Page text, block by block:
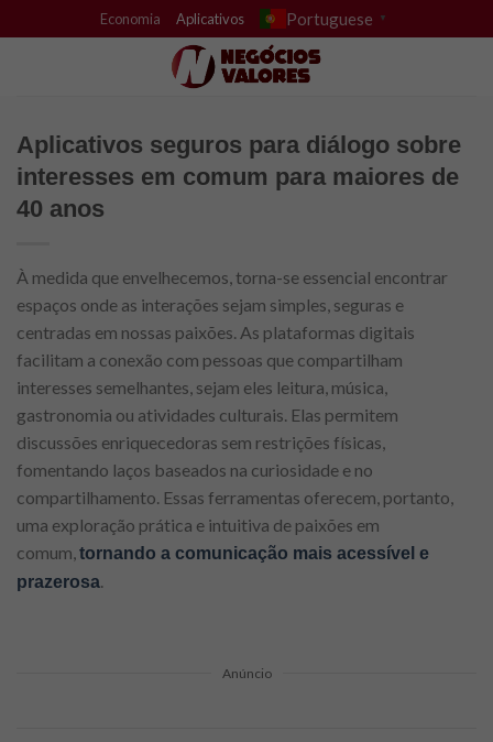
to
Economia Aplicativos Portuguese ▼
Aplicativos seguros para diálogo sobre
interesses em comum para maiores de
40 anos
À medida que envelhecemos, torna-se essencial encontrar
espaços onde as interações sejam simples, seguras e
centradas em nossas paixões. As plataformas digitais
facilitam a conexão com pessoas que compartilham
interesses semelhantes, sejam eles leitura, música,
gastronomia ou atividades culturais. Elas permitem
discussões enriquecedoras sem restrições físicas,
fomentando laços baseados na curiosidade e no
compartilhamento. Essas ferramentas oferecem, portanto,
uma exploração prática e intuitiva de paixões em
comum,tornando a comunicação mais acessível e
prazerosa.
Anúncio